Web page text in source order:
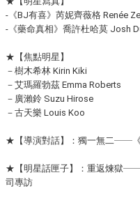
-《BJ有喜》芮妮齊薇格 Renée
-《藥命真相》喬許杜哈莫 Josh
★ 【焦點明星】
－樹木希林 Kirin Kiki
－艾瑪羅勃茲 Emma Roberts
－廣瀨鈴 Suzu Hirose
－古天樂 Louis Koo
★ 【導演對話】： 獨一無二──《
★ 【明星話匣子】： 重返煉獄──
司專訪